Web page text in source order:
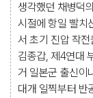
생각했던 채병덕
시절에 항일 빨치
서 초기 진압 작
김종갑, 제4연대
거 일본군 출신이
대개 일찍부터 반